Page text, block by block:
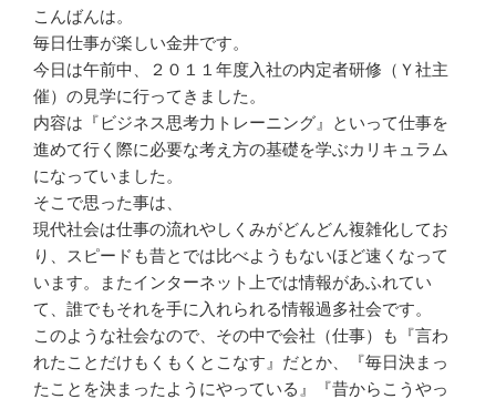
こんばんは。
毎日仕事が楽しい金井です。
今日は午前中、２０１１年度入社の内定者研修（Ｙ社主
催）の見学に行ってきました。
内容は『ビジネス思考力トレーニング』といって仕事を
進めて行く際に必要な考え方の基礎を学ぶカリキュラム
になっていました。
そこで思った事は、
現代社会は仕事の流れやしくみがどんどん複雑化してお
り、スピードも昔とでは比べようもないほど速くなって
います。またインターネット上では情報があふれてい
て、誰でもそれを手に入れられる情報過多社会です。
このような社会なので、その中で会社（仕事）も『言わ
れたことだけもくもくとこなす』だとか、『毎日決まっ
たことを決まったようにやっている』『昔からこうやっ